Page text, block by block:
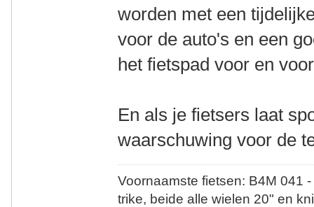
worden met een
voor de auto's en een
het fietspad voor en
En als je fietsers laat
waarschuwing voor de
Voornaamste fietsen: B4M
trike, beide alle wielen 20" en